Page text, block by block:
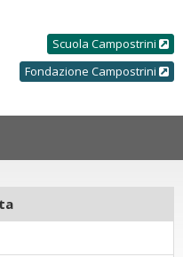
Scuola Campostrini
Fondazione Campostrini